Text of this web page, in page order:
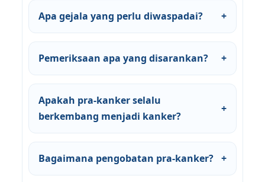
Apa gejala yang perlu diwaspadai? +
Pemeriksaan apa yang disarankan? +
Apakah pra-kanker selalu
berkembang menjadi kanker?
+
Bagaimana pengobatan pra-kanker? +